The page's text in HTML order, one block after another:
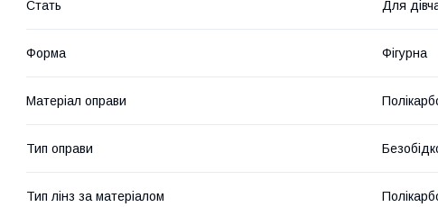
Стать Для
Форма Фігурна
Матеріал оправи
Тип оправи
Тип лінз за матеріалом